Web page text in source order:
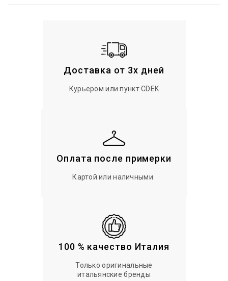
Доставка от 3х дней
Курьером или пункт CDEK
Оплата после примерки
Картой или наличными
100 % качество Италия
Только оригинальные
итальянские бренды